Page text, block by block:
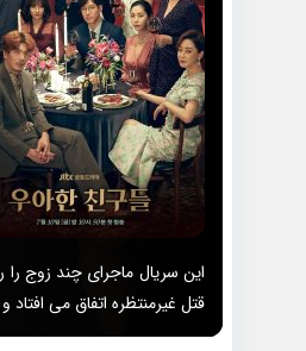
این سریال ماجرای چند زوج
قتل غیرمنتظره اتفاق می